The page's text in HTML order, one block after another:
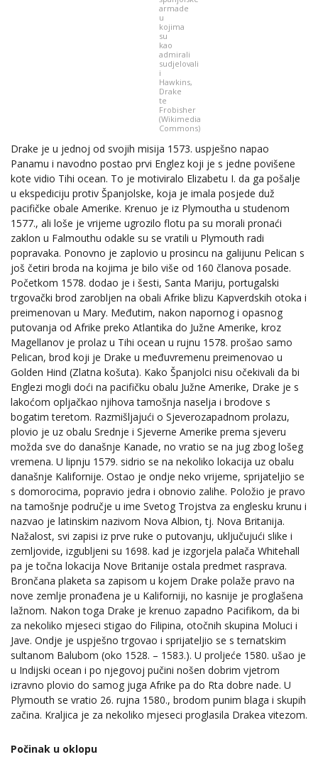
armade
u
kojima
su
kao
admirali
sudjelovali
i
Hawkins,
Drake
te
Frobisher
(Wikimedia
Commons)
Drake je u jednoj od svojih misija 1573. uspješno napao
Panamu i navodno postao prvi Englez koji je s jedne povišene
kote vidio Tihi ocean. To je motiviralo Elizabetu I. da ga pošalje
u ekspediciju protiv Španjolske, koja je imala posjede duž
pacifičke obale Amerike. Krenuo je iz Plymoutha u studenom
1577., ali loše je vrijeme ugrozilo flotu pa su morali pronaći
zaklon u Falmouthu odakle su se vratili u Plymouth radi
popravaka. Ponovno je zaplovio u prosincu na galijunu Pelican s
još četiri broda na kojima je bilo više od 160 članova posade.
Početkom 1578. dodao je i šesti, Santa Mariju, portugalski
trgovački brod zarobljen na obali Afrike blizu Kapverdskih otoka i
preimenovan u Mary. Međutim, nakon napornog i opasnog
putovanja od Afrike preko Atlantika do Južne Amerike, kroz
Magellanov je prolaz u Tihi ocean u rujnu 1578. prošao samo
Pelican, brod koji je Drake u međuvremenu preimenovao u
Golden Hind (Zlatna košuta). Kako Španjolci nisu očekivali da bi
Englezi mogli doći na pacifičku obalu Južne Amerike, Drake je s
lakoćom opljačkao njihova tamošnja naselja i brodove s
bogatim teretom. Razmišljajući o Sjeverozapadnom prolazu,
plovio je uz obalu Srednje i Sjeverne Amerike prema sjeveru
možda sve do današnje Kanade, no vratio se na jug zbog lošeg
vremena. U lipnju 1579. sidrio se na nekoliko lokacija uz obalu
današnje Kalifornije. Ostao je ondje neko vrijeme, sprijateljio se
s domorocima, popravio jedra i obnovio zalihe. Položio je pravo
na tamošnje područje u ime Svetog Trojstva za englesku krunu i
nazvao je latinskim nazivom Nova Albion, tj. Nova Britanija.
Nažalost, svi zapisi iz prve ruke o putovanju, uključujući slike i
zemljovide, izgubljeni su 1698. kad je izgorjela palača Whitehall
pa je točna lokacija Nove Britanije ostala predmet rasprava.
Brončana plaketa sa zapisom u kojem Drake polaže pravo na
nove zemlje pronađena je u Kaliforniji, no kasnije je proglašena
lažnom. Nakon toga Drake je krenuo zapadno Pacifikom, da bi
za nekoliko mjeseci stigao do Filipina, otočnih skupina Moluci i
Jave. Ondje je uspješno trgovao i sprijateljio se s ternatskim
sultanom Balubom (oko 1528. – 1583.). U proljeće 1580. ušao je
u Indijski ocean i po njegovoj pučini nošen dobrim vjetrom
izravno plovio do samog juga Afrike pa do Rta dobre nade. U
Plymouth se vratio 26. rujna 1580., brodom punim blaga i skupih
začina. Kraljica je za nekoliko mjeseci proglasila Drakea vitezom.
Počinak u oklopu